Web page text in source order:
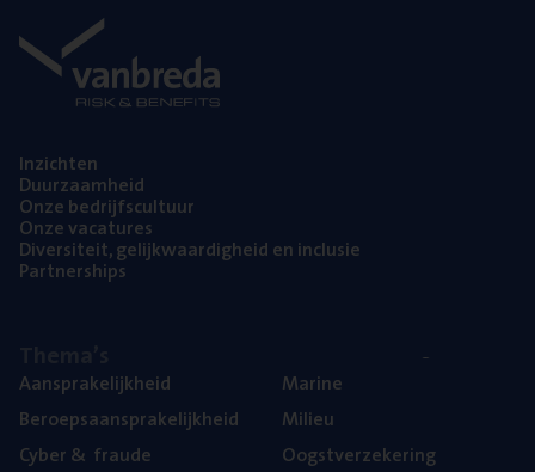
Inzich­ten
Duur­zaam­heid
Onze bedrijfs­cul­tuur
Onze vaca­tu­res
Diver­si­teit, gelijk­waar­dig­heid en inclusie
Part­ner­ships
Aan­spra­ke­lijk­heid
Beroeps­aan­spra­ke­lijk­heid
Cyber& fraude
Mari­ne
Mili­eu
Oogst­ver­ze­ke­ring